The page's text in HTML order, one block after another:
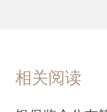
相关阅读